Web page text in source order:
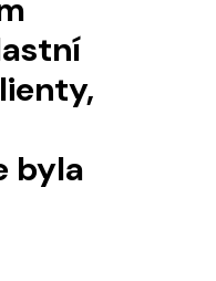
byla
Byl
ji